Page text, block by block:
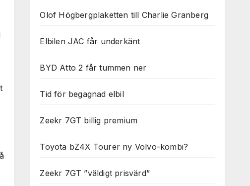
Olof Högbergplaketten till Charlie Granberg
Elbilen JAC får underkänt
BYD Atto 2 får tummen ner
Tid för begagnad elbil
Zeekr 7GT billig premium
Toyota bZ4X Tourer ny Volvo-kombi?
Zeekr 7GT ”väldigt prisvärd”